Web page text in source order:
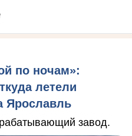
по ночам»:
летели
Ярославль
завод.